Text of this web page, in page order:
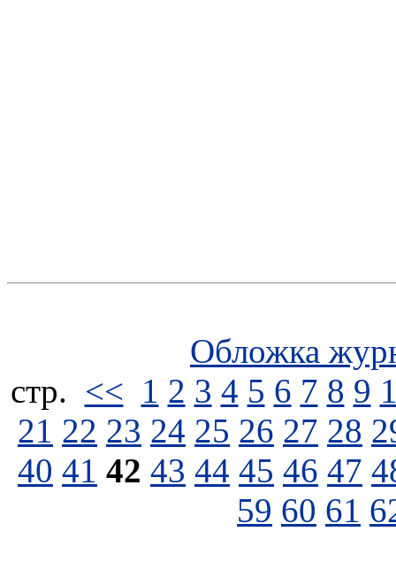
Обложка
стp. << 1 2 3 4 5 6 7 8 9
21 22 23 24 25 26 27 28
40 41 42 43 44 45 46 47
59 60 61